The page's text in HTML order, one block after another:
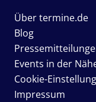
Über termine.de
Blog
Events in der
Cookie-
Impressum